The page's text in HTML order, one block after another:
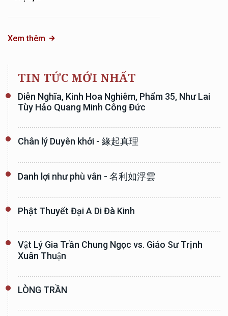
Xem thêm
TIN TỨC MỚI NHẤT
Diễn Nghĩa, Kinh Hoa Nghiêm, Phẩm 35, Như Lai
Tùy Hảo Quang Minh Công Đức
Chân lý Duyên khởi - 緣起真理
Danh lợi như phù vân - 名利如浮雲
Phật Thuyết Đại A Di Đà Kinh
Vật Lý Gia Trần Chung Ngọc vs. Giáo Sư Trịnh
Xuân Thuận
LÒNG TRẦN